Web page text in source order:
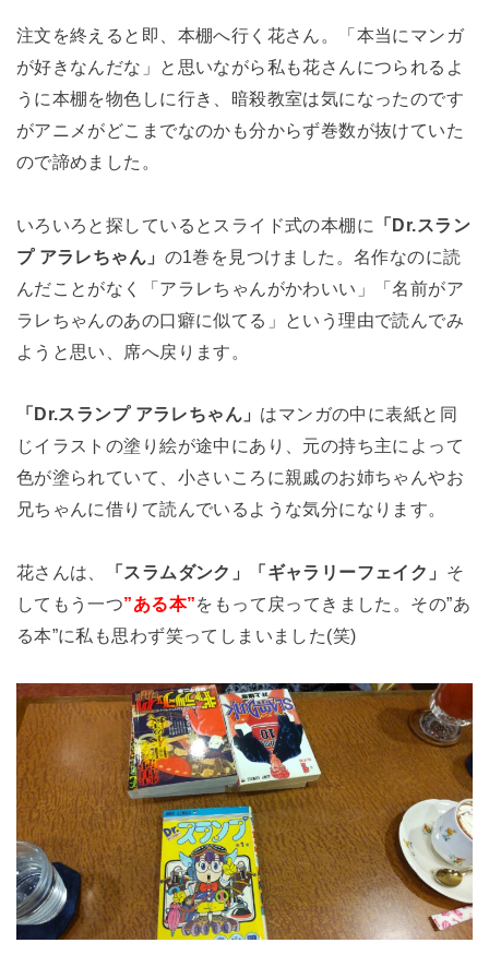
注文を終えると即、本棚へ行く花さん。「本当にマンガ
が好きなんだな」と思いながら私も花さんにつられるよ
うに本棚を物色しに行き、暗殺教室は気になったのです
がアニメがどこまでなのかも分からず巻数が抜けていた
ので諦めました。
いろいろと探しているとスライド式の本棚に
「Dr.スラン
プ アラレちゃん」 の1巻を見つけました。名作なのに読
んだことがなく「アラレちゃんがかわいい」「名前がア
ラレちゃんのあの口癖に似てる」という理由で読んでみ
ようと思い、席へ戻ります。
「Dr.スランプ アラレちゃん」 はマンガの中に表紙と同
じイラストの塗り絵が途中にあり、元の持ち主によって
色が塗られていて、小さいころに親戚のお姉ちゃんやお
兄ちゃんに借りて読んでいるような気分になります。
花さんは、 「スラムダンク」「ギャラリーフェイク」 そ
してもう一つ”ある本”をもって戻ってきました。その”あ
る本”に私も思わず笑ってしまいました(笑)